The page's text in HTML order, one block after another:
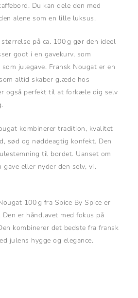
Du kan dele den med
alene som en lille luksus.
på ca. 100 g gør den ideel
godt i en gavekurv, som
julegave. Fransk Nougat er en
altid skaber glæde hos
også perfekt til at forkæle dig selv
kombinerer tradition, kvalitet
sød og nøddeagtig konfekt. Den
til bordet. Uanset om
gave eller nyder den selv, vil
100 g fra Spice By Spice er
er håndlavet med fokus på
kombinerer det bedste fra fransk
julens hygge og elegance.